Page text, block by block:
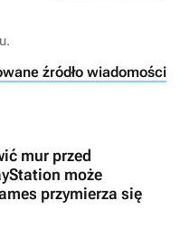
źródło wiadomości
mur przed
może
przymierza się